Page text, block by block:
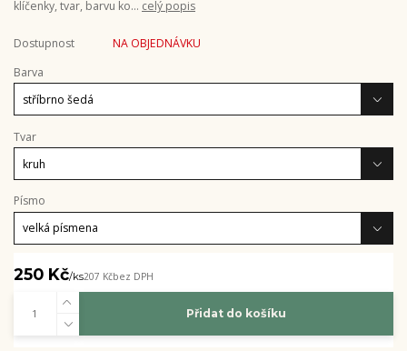
klíčenky, tvar, barvu ko... celý popis
Dostupnost
NA OBJEDNÁVKU
Barva
Tvar
Písmo
250 Kč/ks207 Kčbez DPH
Přidat do košíku